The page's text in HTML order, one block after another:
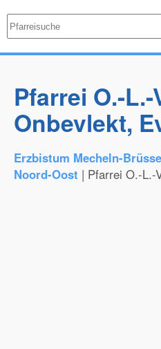
Pfarrei O.-
Onbevlekt,
Erzbistum Mecheln-
Noord-Oost | Pfarrei O.-L.-